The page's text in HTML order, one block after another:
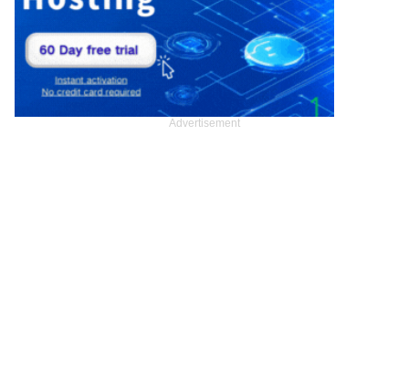
Advertisement